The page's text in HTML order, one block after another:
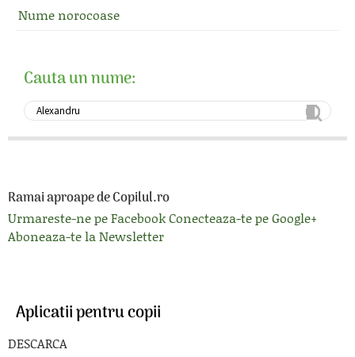
Nume norocoase
Cauta un nume:
Ramai aproape de Copilul.ro
Urmareste-ne pe FacebookConecteaza-te pe Google+
Aboneaza-te la Newsletter
Aplicatii pentru copii
DESCARCA